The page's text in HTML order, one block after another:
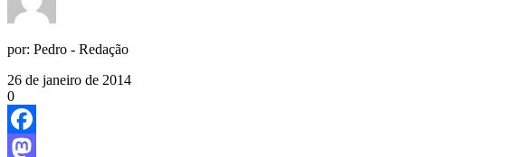
por: Pedro - Redação
26 de janeiro de 2014
0
Facebook